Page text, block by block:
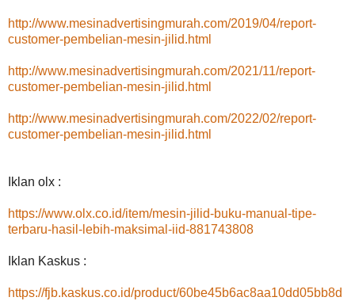
http://www.mesinadvertisingmurah.com/2019/04/report-
customer-pembelian-mesin-jilid.html
http://www.mesinadvertisingmurah.com/2021/11/report-
customer-pembelian-mesin-jilid.html
http://www.mesinadvertisingmurah.com/2022/02/report-
customer-pembelian-mesin-jilid.html
Iklan olx :
https://www.olx.co.id/item/mesin-jilid-buku-manual-tipe-
terbaru-hasil-lebih-maksimal-iid-881743808
Iklan Kaskus :
https://fjb.kaskus.co.id/product/60be45b6ac8aa10dd05bb8d